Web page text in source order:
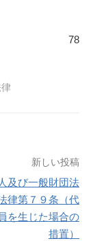
78
新しい投稿
及び一般財団法
律第７９条（代
を生じた場合の
措置）